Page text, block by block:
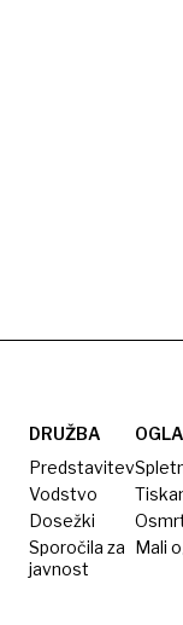
DRUŽBA
Predstavitev
Vodstvo
Dosežki
Sporočila za
javnost
Mali